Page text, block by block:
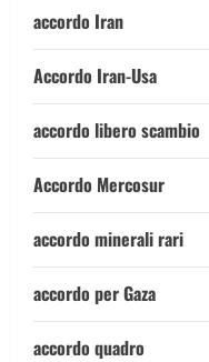
accordo Iran
Accordo Iran-Usa
accordo libero scambio
Accordo Mercosur
accordo minerali rari
accordo per Gaza
accordo quadro